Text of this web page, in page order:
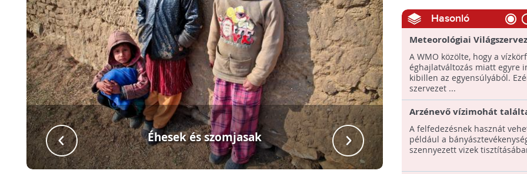
Éhesek és szomjasak
Hasonló
Meteorológiai
globális vízkörforgás
kibillenőben van!
A WMO közölte, hogy a
éghajlatváltozás miatt egyre
kibillen az egyensúlyából.
szervezet ...
Arzénevő vízimohát
Környezetbarát víztisztító
belőle
A felfedezésnek hasznát
például a
szennyezett vizek